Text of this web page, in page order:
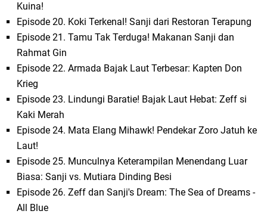
Kuina!
Episode 20. Koki Terkenal! Sanji dari Restoran Terapung
Episode 21. Tamu Tak Terduga! Makanan Sanji dan
Rahmat Gin
Episode 22. Armada Bajak Laut Terbesar: Kapten Don
Krieg
Episode 23. Lindungi Baratie! Bajak Laut Hebat: Zeff si
Kaki Merah
Episode 24. Mata Elang Mihawk! Pendekar Zoro Jatuh ke
Laut!
Episode 25. Munculnya Keterampilan Menendang Luar
Biasa: Sanji vs. Mutiara Dinding Besi
Episode 26. Zeff dan Sanji's Dream: The Sea of ​​Dreams -
All Blue